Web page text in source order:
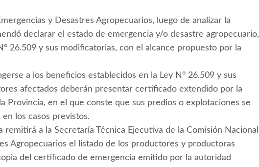
y Desastres Agropecuarios, luego de analizar la
declarar el estado de emergencia y/o desastre agropecuario,
26.509 y sus modificatorias, con el alcance propuesto por la
a los beneficios establecidos en la Ley N° 26.509 y sus
afectados deberán presentar certificado extendido por la
Provincia, en el que conste que sus predios o explotaciones se
los casos previstos.
remitirá a la Secretaría Técnica Ejecutiva de la Comisión Nacional
Agropecuarios el listado de los productores y productoras
del certificado de emergencia emitido por la autoridad